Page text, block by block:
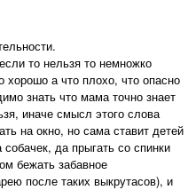
то нельзя то немножко
хорошо а что плохо, что опасно
знать что мама точно знает
иначе смысл этого слова
на окно, но сама ставит детей
да прыгать со спинки
бежать забавное
после таких выкрутасов), и